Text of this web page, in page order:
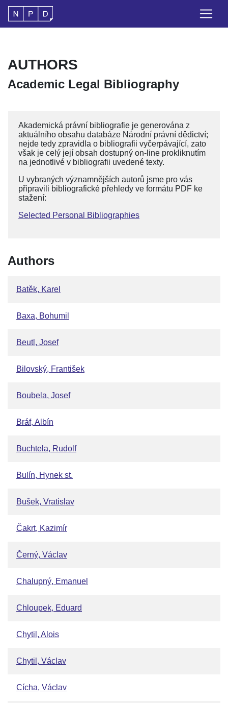
AUTHORS
Academic Legal Bibliography
Akademická právní bibliografie je generována z
aktuálního obsahu databáze Národní právní dědictví;
nejde tedy zpravidla o bibliografii vyčerpávající, zato
však je celý její obsah dostupný on-line prokliknutím
na jednotlivé v bibliografii uvedené texty.
U vybraných významnějších autorů jsme pro vás
připravili bibliografické přehledy ve formátu PDF ke
stažení:
Selected Personal Bibliographies
Authors
Batěk, Karel
Baxa, Bohumil
Beutl, Josef
Bilovský, František
Boubela, Josef
Bráf, Albín
Buchtela, Rudolf
Bulín, Hynek st.
Bušek, Vratislav
Čakrt, Kazimír
Černý, Václav
Chalupný, Emanuel
Chloupek, Eduard
Chytil, Alois
Chytil, Václav
Cícha, Václav